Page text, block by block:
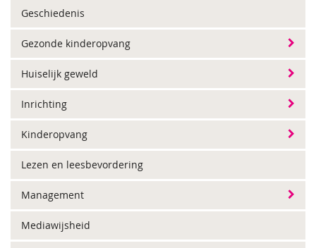
Geschiedenis
Gezonde kinderopvang
Huiselijk geweld
Inrichting
Kinderopvang
Lezen en leesbevordering
Management
Mediawijsheid